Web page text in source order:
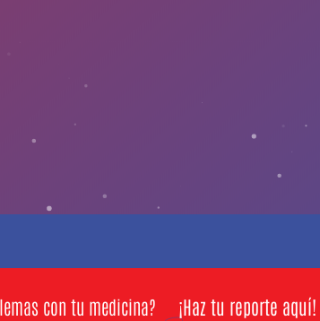
con tu medicina? ¡Haz tu reporte aquí!